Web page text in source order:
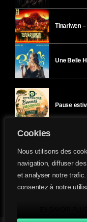
Cookies
Nous utilisons des
navigation, diffuser
et analyser notre
consentez à notre
Tinariwen
Une Belle
Pause
Ici l’Ombre